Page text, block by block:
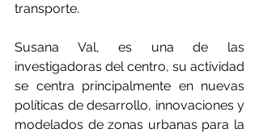
transporte.
Susana Val, es una de las
investigadoras del centro, su actividad
se centra principalmente en nuevas
políticas de desarrollo, innovaciones y
modelados de zonas urbanas para la